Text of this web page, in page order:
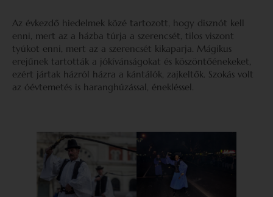
Az évkezdő hiedelmek közé tartozott, hogy disznót kell
enni, mert az a házba túrja a szerencsét, tilos viszont
tyúkot enni, mert az a szerencsét kikaparja. Mágikus
erejűnek tartották a jókívánságokat és köszöntőénekeket,
ezért jártak házról házra a kántálók, zajkeltők. Szokás volt
az óévtemetés is haranghúzással, énekléssel.